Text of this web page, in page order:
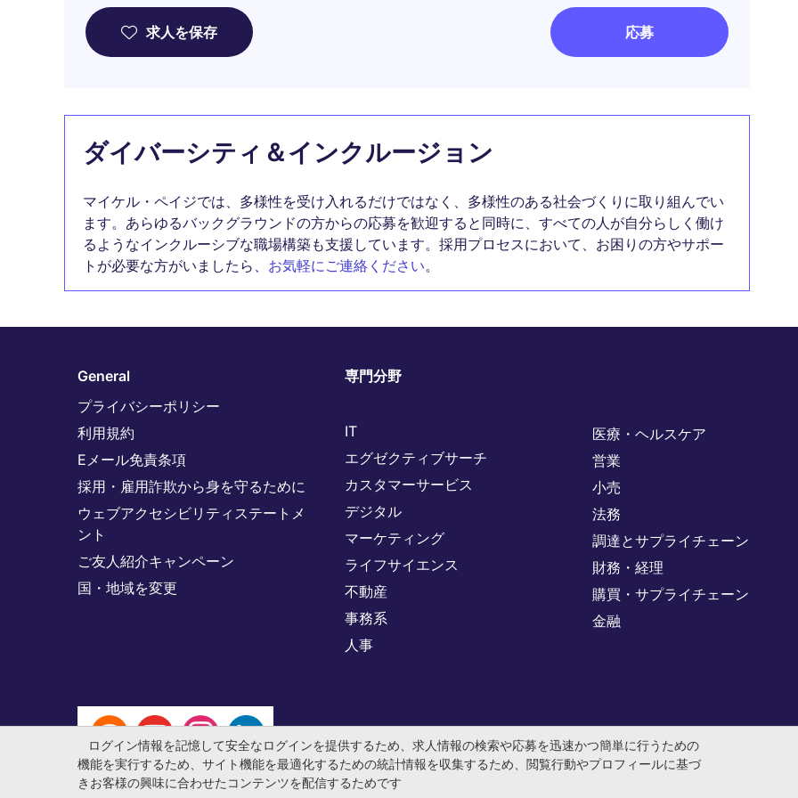
求人を保存 応募
ダイバーシティ＆インクルージョン
マイケル・ペイジでは、多様性を受け入れるだけではなく、多様性のある社会づくりに取り組んでい
ます。あらゆるバックグラウンドの方からの応募を歓迎すると同時に、すべての人が自分らしく働け
るようなインクルーシブな職場構築も支援しています。採用プロセスにおいて、お困りの方やサポー
トが必要な方がいましたら、 お気軽にご連絡ください。
General
プライバシーポリシー
利用規約
Eメール免責条項
採用・雇用詐欺から身を守るために
ウェブアクセシビリティステートメ
ント
ご友人紹介キャンペーン
国・地域を変更
専門分野
IT
エグゼクティブサーチ
カスタマーサービス
デジタル
マーケティング
ライフサイエンス
不動産
事務系
人事
医療・ヘルスケア
営業
小売
法務
調達とサプライチェーン
財務・経理
購買・サプライチェーン
金融
ログイン情報を記憶して安全なログインを提供するため、求人情報の検索や応募を迅速かつ簡単に行うための
機能を実行するため、サイト機能を最適化するための統計情報を収集するため、閲覧行動やプロフィールに基づ
きお客様の興味に合わせたコンテンツを配信するためです